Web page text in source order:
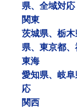
県、全域対応
関東
茨城県、栃
県、東京都
東海
愛知県、岐
応
関西